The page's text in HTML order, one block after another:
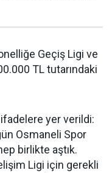
Geçiş Ligi ve
TL tutarındaki
yer verildi:
Osmaneli Spor
birlikte aştık.
Ligi için gerekli